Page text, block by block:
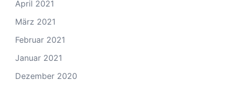
April 2021
März 2021
Februar 2021
Januar 2021
Dezember 2020